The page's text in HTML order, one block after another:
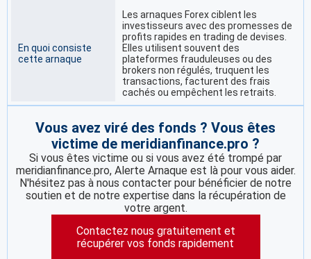
En quoi consiste
cette arnaque
Les arnaques Forex ciblent les
investisseurs avec des promesses de
profits rapides en trading de devises.
Elles utilisent souvent des
plateformes frauduleuses ou des
brokers non régulés, truquent les
transactions, facturent des frais
cachés ou empêchent les retraits.
Vous avez viré des fonds ? Vous êtes
victime de meridianfinance.pro ?
Si vous êtes victime ou si vous avez été trompé par
meridianfinance.pro, Alerte Arnaque est là pour vous aider.
N'hésitez pas à nous contacter pour bénéficier de notre
soutien et de notre expertise dans la récupération de
votre argent.
Contactez nous gratuitement et
récupérer vos fonds rapidement